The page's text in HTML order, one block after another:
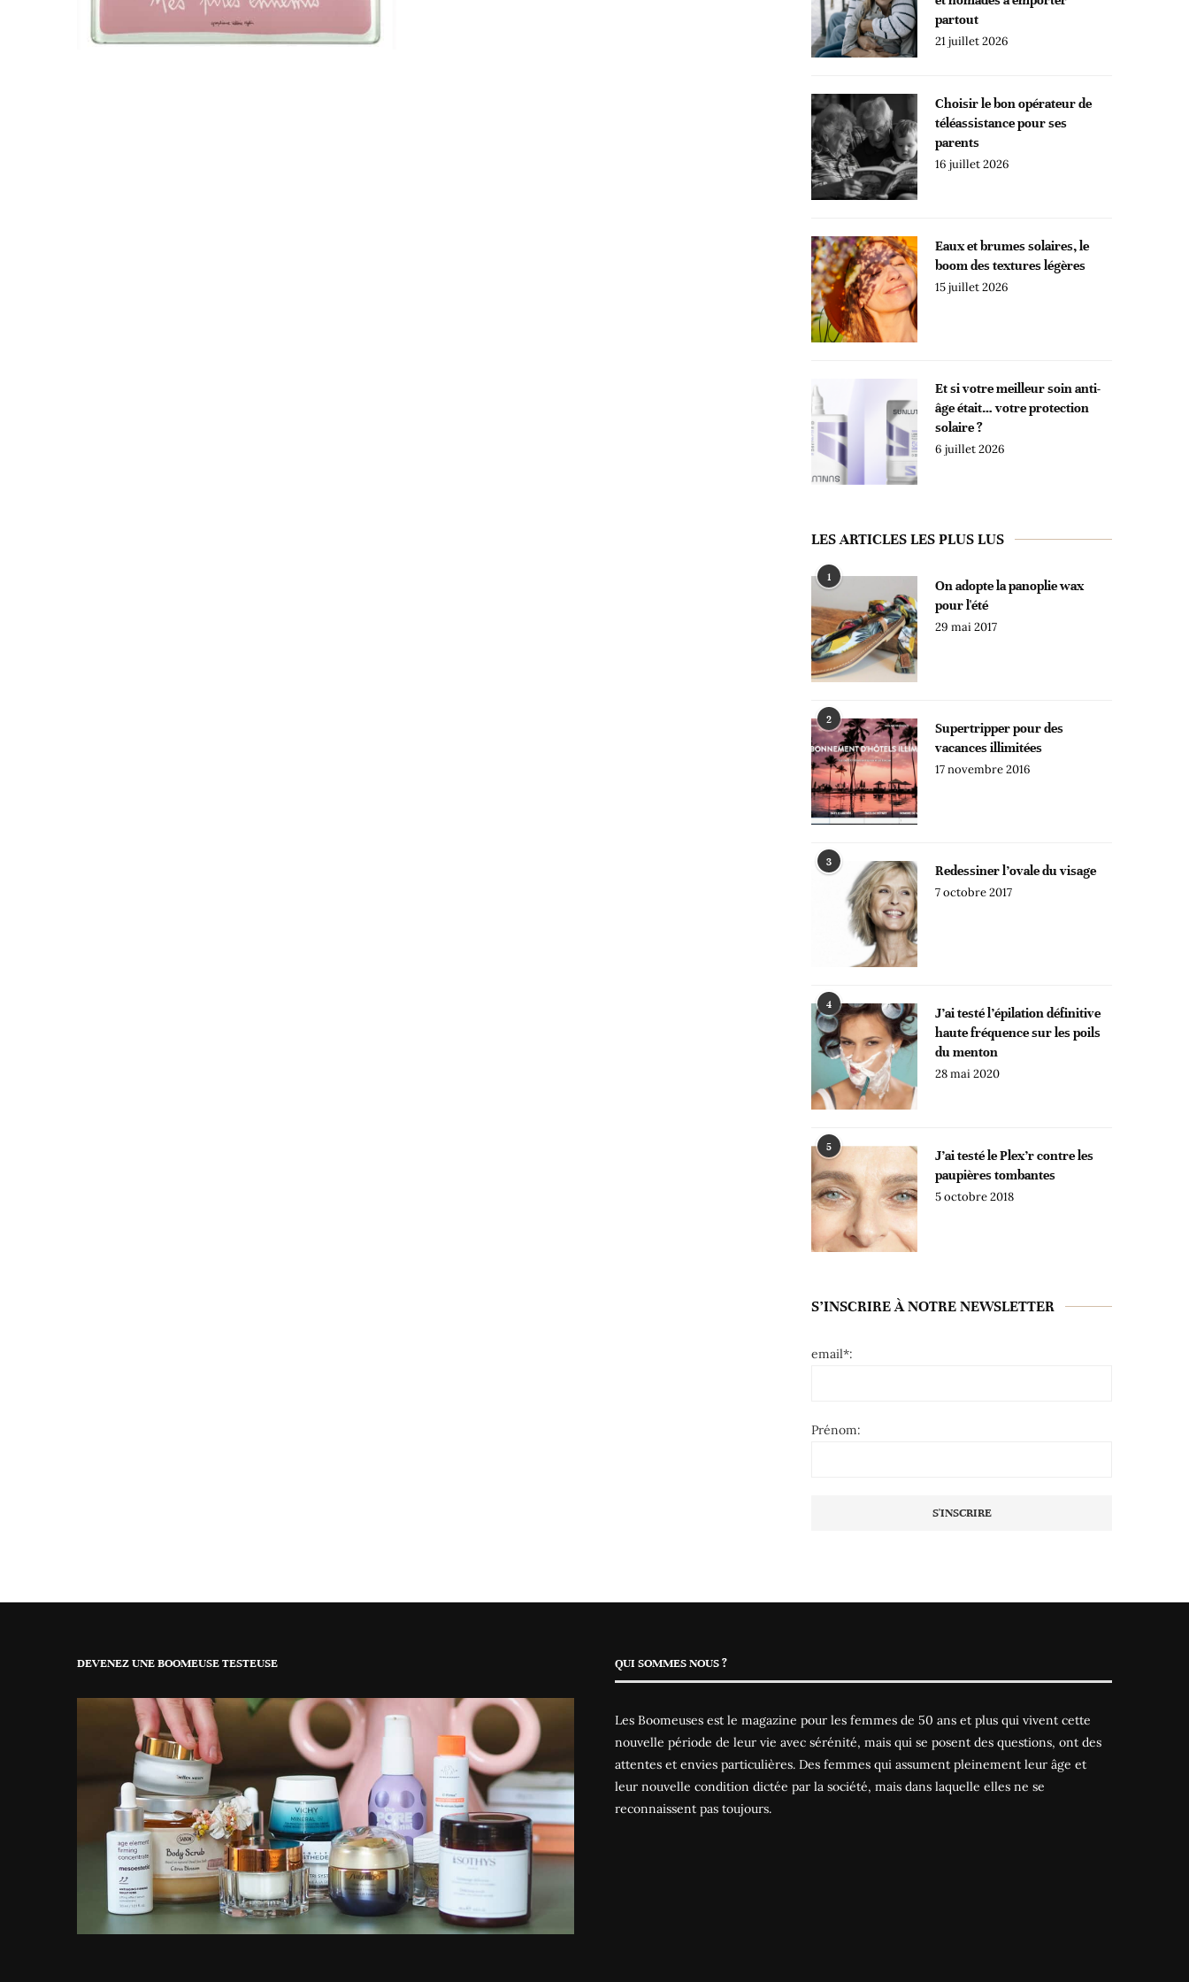
partout
21 juillet 2026
Choisir le bon opérateur de
téléassistance pour ses
parents
16 juillet 2026
Eaux et brumes solaires, le
boom des textures légères
15 juillet 2026
Et si votre meilleur soin anti-
âge était… votre protection
solaire ?
6 juillet 2026
LES ARTICLES LES PLUS LUS
1
On adopte la panoplie wax
pour l'été
29 mai 2017
2
Supertripper pour des
vacances illimitées
17 novembre 2016
3
Redessiner l’ovale du visage
7 octobre 2017
4
J’ai testé l’épilation définitive
haute fréquence sur les poils
du menton
28 mai 2020
5
J’ai testé le Plex’r contre les
paupières tombantes
5 octobre 2018
S’INSCRIRE À NOTRE NEWSLETTER
email*:
Prénom:
DEVENEZ UNE BOOMEUSE TESTEUSE QUI SOMMES NOUS ?
Les Boomeuses est le magazine pour les femmes de 50 ans et plus qui vivent cette
nouvelle période de leur vie avec sérénité, mais qui se posent des questions, ont des
attentes et envies particulières. Des femmes qui assument pleinement leur âge et
leur nouvelle condition dictée par la société, mais dans laquelle elles ne se
reconnaissent pas toujours.